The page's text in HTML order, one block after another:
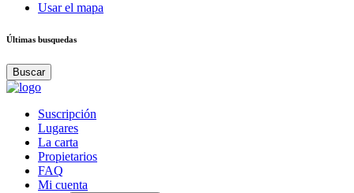
Usar el mapa
Últimas busquedas
Buscar
Suscripción
Lugares
La carta
Propietarios
FAQ
Mi cuenta